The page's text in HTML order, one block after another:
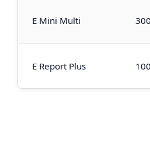
E Mini Multi
E Report Plus